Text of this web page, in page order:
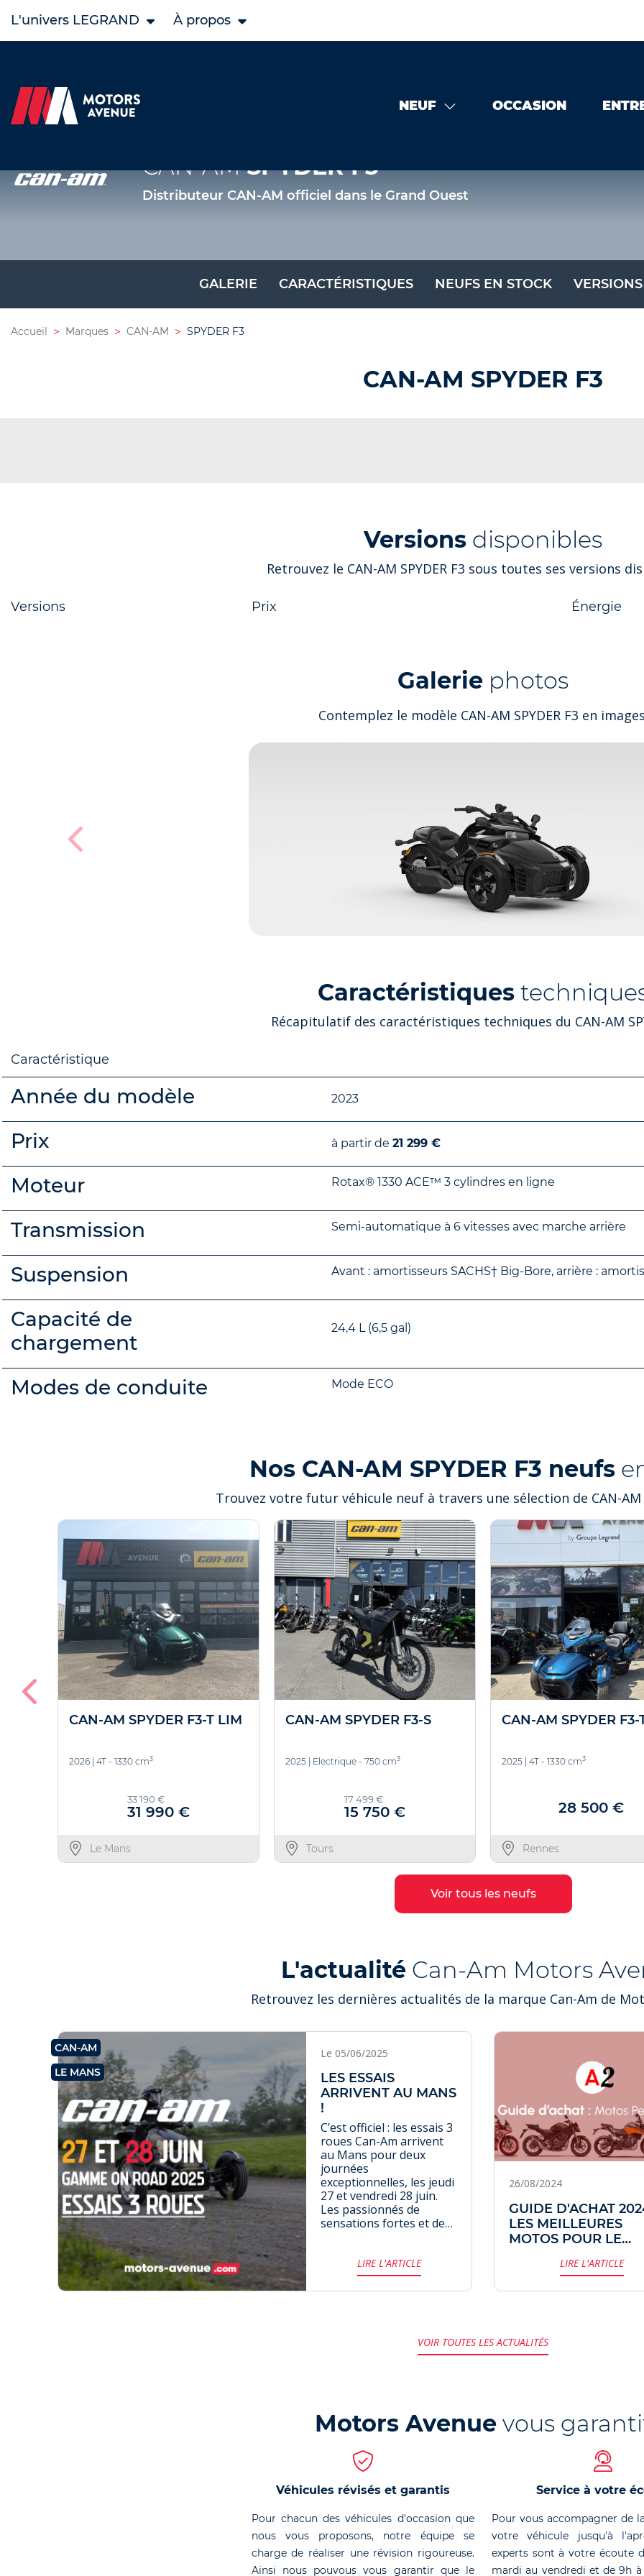
L'univers LEGRAND À propos
NEUF OCCASION
CAN-AMSPYDER F3
Distributeur CAN-AM officiel dans le Grand Ouest
GALERIE CARACTÉRISTIQUES NEUFS EN STOCK VERSIONS
Accueil Marques CAN-AM SPYDER F3
CAN-AM SPYDER F3
Versions disponibles
Retrouvez le CAN-AM SPYDER F3 sous toutes ses versions
Versions Prix Énergie
Galerie photos
Contemplez le modèle CAN-AM SPYDER F3 en
Caractéristiques
Récapitulatif des caractéristiques techniques du CAN-AM
Caractéristique
Année du modèle 2023
Prix à partir de 21 299 €
Moteur Rotax® 1330 ACE™ 3 cylindres en ligne
Transmission Semi-automatique à 6 vitesses avec marche arrière
Suspension Avant : amortisseurs SACHS† Big-Bore, arrière :
Capacité de
chargement
24,4 L (6,5 gal)
Modes de conduite Mode ECO
Nos CAN-AM SPYDER F3 neufs
Trouvez votre futur véhicule neuf à travers une sélection de CAN-AM
CAN-AM SPYDER F3-T LIM
2026 4T - 1330 cm3
33 190 €
31 990 €
Le Mans
CAN-AM SPYDER F3-S
2025 Electrique - 750 cm3
17 499 €
15 750 €
Tours
CAN-AM SPYDER F3-
2025 4T - 1330 cm3
28 500 €
Rennes
Voir tous les neufs
L'actualité Can-Am Motors
Retrouvez les dernières actualités de la marque Can-Am de
CAN-AM
LE MANS
Le 05/06/2025
LES ESSAIS
ARRIVENT AU MANS
!
C’est officiel : les essais 3
roues Can-Am arrivent
au Mans pour deux
journées
exceptionnelles, les jeudi
27 et vendredi 28 juin.
Les passionnés de
sensations fortes et de
la concession Motors
Avenue Le Mans pour
vivre une expérience
LIRE L'ARTICLE
26/08/2024
GUIDE D'ACHAT
LES MEILLEURES
MOTOS POUR LE
LIRE L'ARTICLE
VOIR TOUTES LES ACTUALITÉS
Motors Avenuevous
Véhicules révisés et garantis
Pour chacun des véhicules d'occasion que
nous vous proposons, notre équipe se
charge de réaliser une révision rigoureuse.
Ainsi nous pouvous vous garantir que le
Service à votre
Pour vous accompagner de
votre véhicule jusqu'à
experts sont à votre écoute
mardi au vendredi et de 9h à